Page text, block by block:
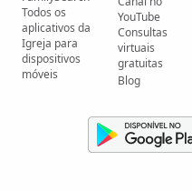
Todos os
aplicativos da
Igreja para
dispositivos
móveis
YouTube
Consultas
virtuais
gratuitas
Blog